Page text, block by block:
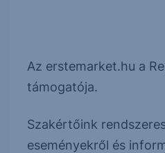
Az erstemarket.hu a
támogatója.
Szakértőink
eseményekről és